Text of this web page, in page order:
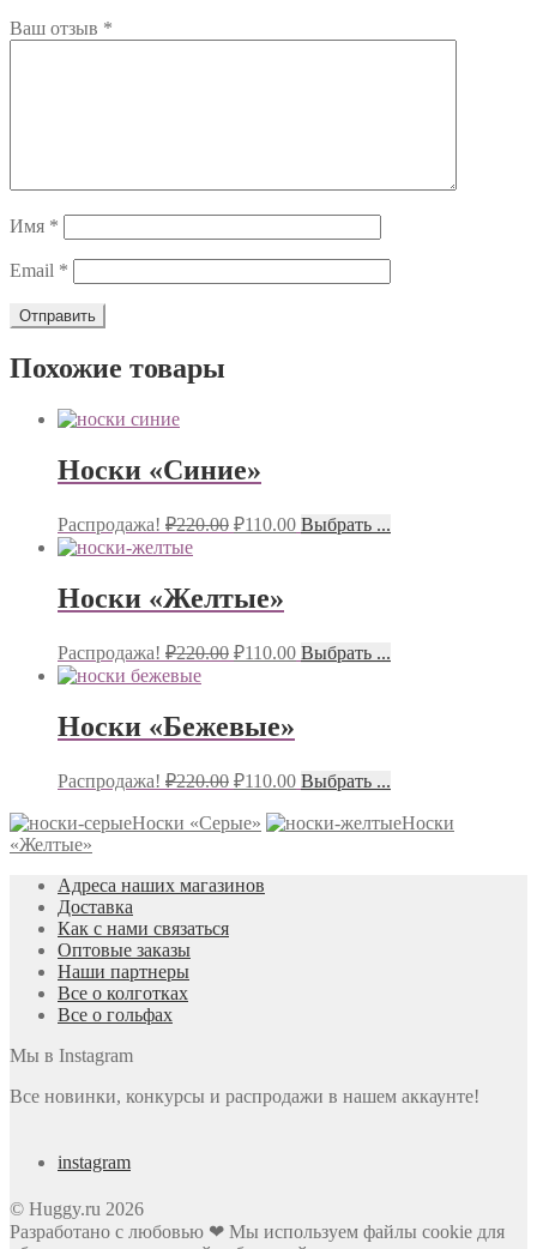
Ваш отзыв *
Имя *
Email *
Похожие товары
Носки «Синие»
Распродажа! ₽220.00 ₽110.00 Выбрать ...
Носки «Желтые»
Распродажа! ₽220.00 ₽110.00 Выбрать ...
Носки «Бежевые»
Распродажа! ₽220.00 ₽110.00 Выбрать ...
Носки «Серые»
Носки
«Желтые»
Адреса наших магазинов
Доставка
Как с нами связаться
Оптовые заказы
Наши партнеры
Все о колготках
Все о гольфах
Мы в Instagram
Все новинки, конкурсы и распродажи в нашем аккаунте!
instagram
© Huggy.ru 2026
Разработано с любовью ❤ Мы используем файлы cookie для